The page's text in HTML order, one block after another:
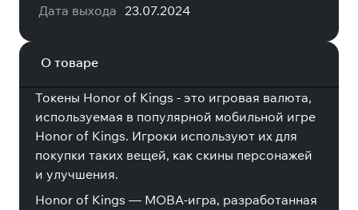
Дата выхода 23.07.2024
О товаре
Токены Honor of Kings - это игровая валюта,
используемая в популярной мобильной игре
Honor of Kings. Игроки используют их для
покупки таких вещей, как скины персонажей
и улучшения.
Honor of Kings — MOBA-игра, разработанная